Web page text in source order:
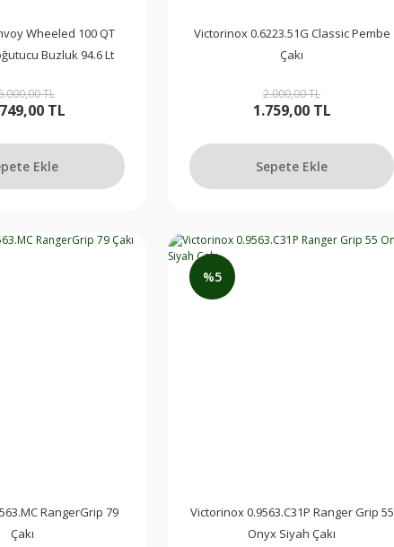
Wheeled 100 QT
Buzluk 94.6 Lt
TL
TL
Ekle
Victorinox 0.6223.51G Classic Pembe
Çakı
2.000,00 TL
1.759,00 TL
Sepete Ekle
RangerGrip 79
Çakı
%5
Victorinox 0.9563.C31P Ranger Grip 55
Onyx Siyah Çakı